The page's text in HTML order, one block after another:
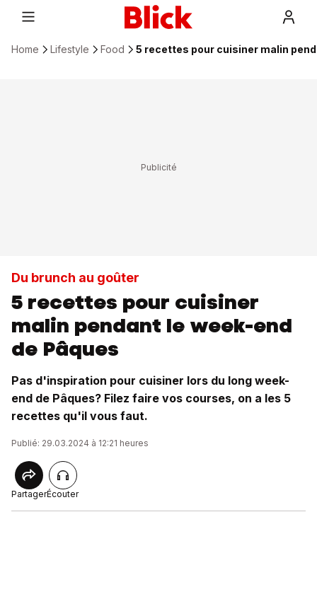
Home Lifestyle Food 5 recettes pour cuisiner malin
Du brunch au goûter
5 recettes pour cuisiner
malin pendant le week-end
de Pâques
Pas d'inspiration pour cuisiner lors du long week-
end de Pâques? Filez faire vos courses, on a les 5
recettes qu'il vous faut.
Publié: 29.03.2024 à 12:21 heures
PartagerÉcouter